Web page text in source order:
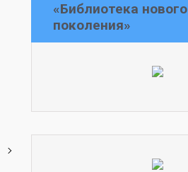
«Библиотека нового
поколения»